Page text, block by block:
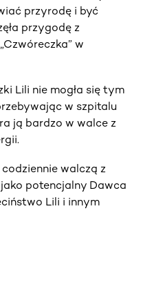
przyrodę i być
przygodę z
w
Lili nie mogła się tym
w szpitalu
ją bardzo w walce z
walczą z
potencjalny Dawca
Lili i innym